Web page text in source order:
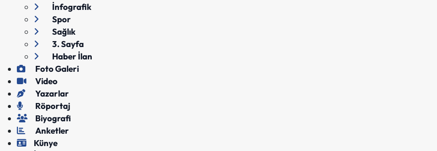
İnfografik
Spor
Sağlık
3. Sayfa
Haber İlan
Foto Galeri
Video
Yazarlar
Röportaj
Biyografi
Anketler
Künye